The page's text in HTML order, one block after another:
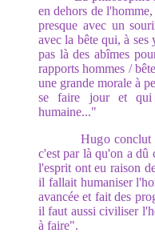
en dehors de
presque avec un
avec la bête qui, à
pas là des abîmes
rapports hommes /
une grande morale à
se faire jour et qui
humaine..."
Hugo conclut :
c'est par là qu'on a dû
l'esprit ont eu raison
il fallait humaniser
avancée et fait des
il faut aussi civiliser
à faire".